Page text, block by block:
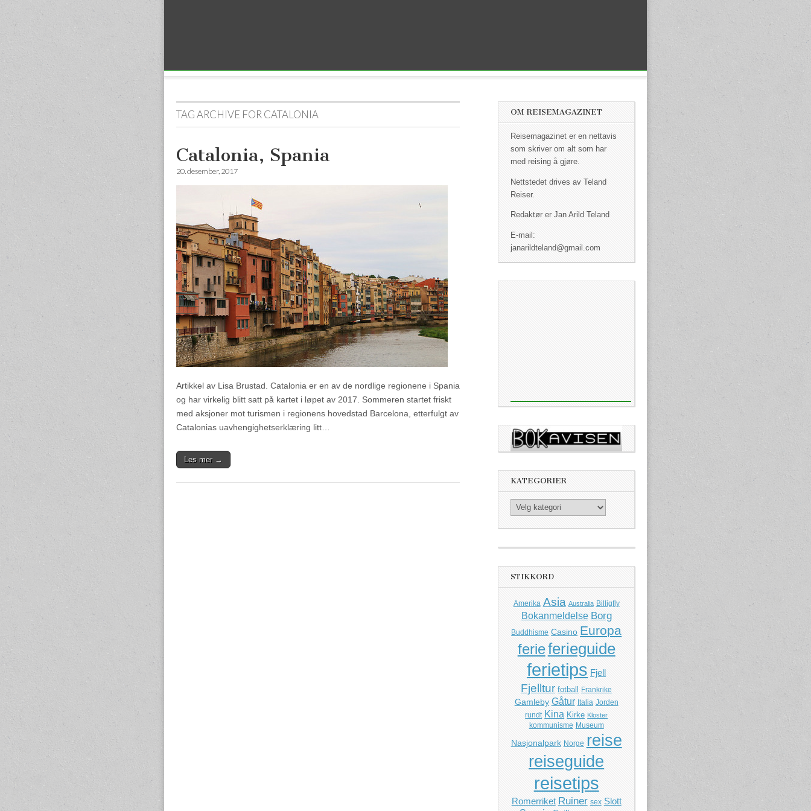
TAG ARCHIVE FOR CATALONIA
Catalonia, Spania
20. desember, 2017
Artikkel av Lisa Brustad. Catalonia er en av de nordlige regionene i Spania
og har virkelig blitt satt på kartet i løpet av 2017. Sommeren startet friskt
med aksjoner mot turismen i regionens hovedstad Barcelona, etterfulgt av
Catalonias uavhengighetserklæring litt…
Les mer →
OM REISEMAGAZINET
Reisemagazinet er en nettavis
som skriver om alt som har
med reising å gjøre.
Nettstedet drives av Teland
Reiser.
Redaktør er Jan Arild Teland
E-mail:
janarildteland@gmail.com
KATEGORIER
Kategorier
STIKKORD
Amerika Asia Australia Billigfly
Bokanmeldelse Borg
Buddhisme Casino Europa
ferieferieguide
ferietips Fjell
Fjelltur fotball Frankrike
Gamleby Gåtur Italia Jorden
rundt Kina Kirke Kloster
kommunisme Museum
Nasjonalpark Norge reise
reiseguide
reisetips
Romerriket Ruiner sex Slott